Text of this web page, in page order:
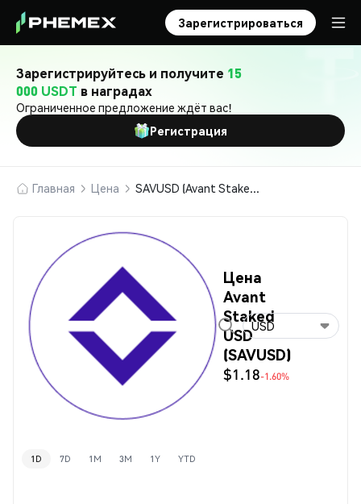
Зарегистрироваться
Зарегистрируйтесь и получите 15
000 USDT в наградах
Ограниченное предложение ждёт вас!
Регистрация
Главная Цена SAVUSD (Avant Staked USD)
Цена
Avant
Staked
USD
(SAVUSD)
$1.18-1.60%
USD
1D 7D 1M 3M 1Y YTD